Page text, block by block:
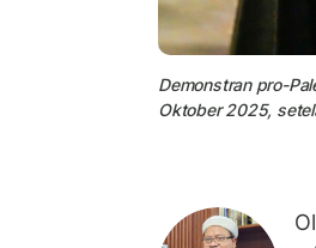
Demonstran pro-
Oktober 2025,